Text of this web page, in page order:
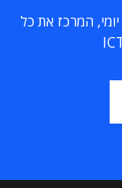
המרכז את כל